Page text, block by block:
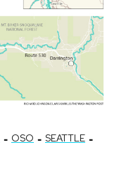
- OSO - SEATTLE -